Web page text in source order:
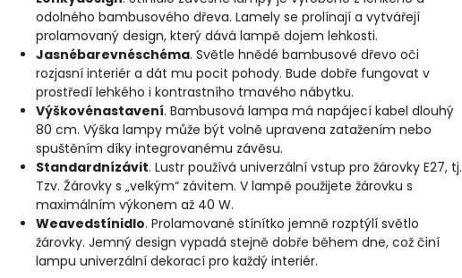
odolného bambusového dřeva. Lamely se prolínají a vytvářejí
prolamovaný design, který dává lampě dojem lehkosti.
Jasnébarevnéschéma. Světle hnědé bambusové dřevo oči
rozjasní interiér a dát mu pocit pohody. Bude dobře fungovat v
prostředí lehkého i kontrastního tmavého nábytku.
Výškovénastavení. Bambusová lampa má napájecí kabel dlouhý
80 cm. Výška lampy může být volně upravena zatažením nebo
spuštěním díky integrovanému závěsu.
Standardnízávit. Lustr používá univerzální vstup pro žárovky E27, tj.
Tzv. Žárovky s „velkým“ závitem. V lampě použijete žárovku s
maximálním výkonem až 40 W.
Weavedstínidlo. Prolamované stínítko jemně rozptýlí světlo
žárovky. Jemný design vypadá stejně dobře během dne, což činí
lampu univerzální dekorací pro každý interiér.